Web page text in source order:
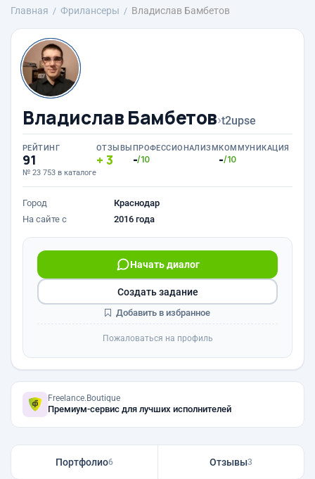
Главная Фрилансеры Владислав Бамбетов
Владислав Бамбетов›t2upse
РЕЙТИНГ
91
№ 23 753 в каталоге
ОТЗЫВЫ
3
ПРОФЕССИОНАЛИЗМ
-/10
КОММУНИКАЦИЯ
-/10
Город
Краснодар
На сайте с
2016 года
Начать диалог
Создать задание
Добавить в избранное
Пожаловаться на профиль
Freelance.Boutique
Премиум-сервис для лучших исполнителей
Портфолио6 Отзывы3